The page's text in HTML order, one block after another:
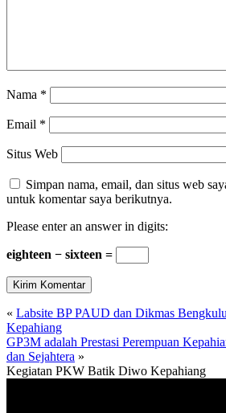
Nama *
Email *
Situs Web
Simpan nama, email, dan situs web
untuk komentar saya berikutnya.
Please enter an answer in digits:
eighteen − sixteen =
« Labsite BP PAUD dan Dikmas
Kepahiang
GP3M adalah Prestasi Perempuan
dan Sejahtera »
Kegiatan PKW Batik Diwo Kepahiang